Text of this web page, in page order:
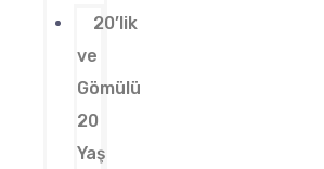
20’lik
ve
Gömülü
20
Yaş